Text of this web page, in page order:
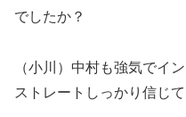
でしたか？
（小川）中村も強気でイ
ストレートしっかり信じ